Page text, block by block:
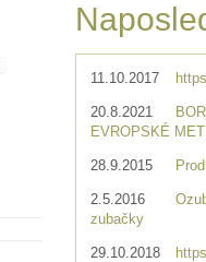
11.10.2017
20.8.2021
EVROPSKÉ
28.9.2015
2.5.2016
zubačky
29.10.2018